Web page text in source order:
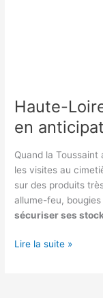
Haute-
en
Quand la Toussaint
les visites au
sur des produits
allume-feu,
sécuriser ses
Haute-
Lire la suite »